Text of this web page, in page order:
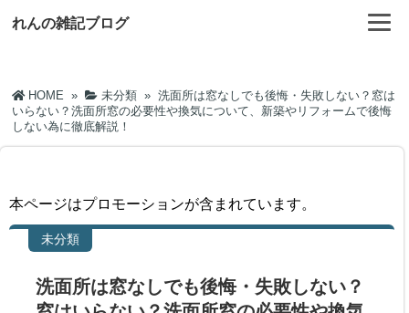
れんの雑記ブログ
HOME » 未分類 » 洗面所は窓なしでも後悔・失敗しない？窓は
いらない？洗面所窓の必要性や換気について、新築やリフォームで後悔
しない為に徹底解説！
本ページはプロモーションが含まれています。
未分類
洗面所は窓なしでも後悔・失敗しない？